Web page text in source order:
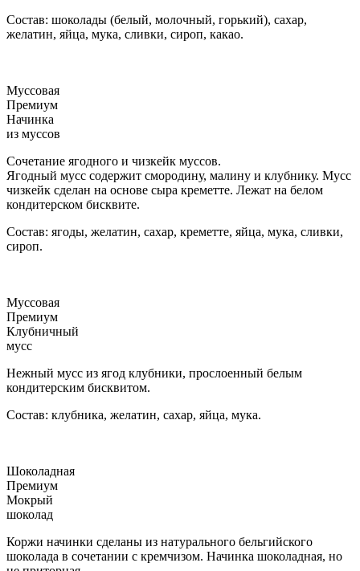
Состав: шоколады (белый, молочный, горький), сахар,
желатин, яйца, мука, сливки, сироп, какао.
Муссовая
Премиум
Начинка
из муссов
Сочетание ягодного и чизкейк муссов.
Ягодный мусс содержит смородину, малину и клубнику. Мусс
чизкейк сделан на основе сыра креметте. Лежат на белом
кондитерском бисквите.
Состав: ягоды, желатин, сахар, креметте, яйца, мука, сливки,
сироп.
Муссовая
Премиум
Клубничный
мусс
Нежный мусс из ягод клубники, прослоенный белым
кондитерским бисквитом.
Состав: клубника, желатин, сахар, яйца, мука.
Шоколадная
Премиум
Мокрый
шоколад
Коржи начинки сделаны из натурального бельгийского
шоколада в сочетании с кремчизом. Начинка шоколадная, но